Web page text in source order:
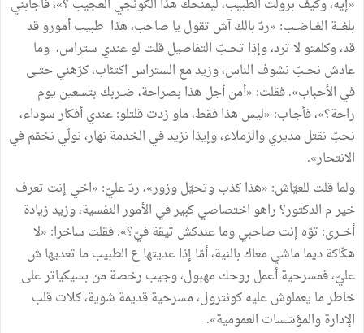
«إيه، وكيف برولت الطبيب، ليمنحك هذا الكونجي العجيب ؟»، فأجابني
بلغـــة الغــاضــب: «ردّ بالك آش تقول يا صاحب، هذا طبيب أمورو قد
قد، وكلمتو لا ترد، وإذا تحــبّ التفاصيل قلت لو عندي ستراس، وما
عادش نحــبّ نشوف الناس، وزيد مع الستراس اكتئاب، كرّهني حتــى
في الأحباب». فقلت: «أمن أجل هذا بصراحة، ضــربك بتسعين يوم
راحة؟»، فأجـاب: «ليس هذا فقط، ماو زدت قلتلو: عندي أفكار سوداء،
نحبّ نقتل مديري والزملاء، وإيذا نزيد في الخدمة نهار، نولّي نخمّم في
الانتحار».
ولما قلت للعيّاش: «هذا كذب وتحيّل وزور»، ردّ عليّ: «اخي إنت تعرف
خير م الدكتور؟ راهو اختصاصي كبير في الأمور النفسية، وزيد زيادة
أخــرى: توّه إنت صاحبي وما عندكش ثيقة فيّ؟». فقلت ساخرا: «لا
هكّاكة ديما ماشي معاك بالنية، أمّا إذا عديتها ع الطبيب ما تعديها ش
عليّ، فمسرحية أعمل روحك مهبول، وجيب رخصة من بسيكياتر على
خاطر ما يعملوش عليه كونترول، مسرحية قديمة شوية، كلات قلب
الإدارة والمؤسّسات العمومية».